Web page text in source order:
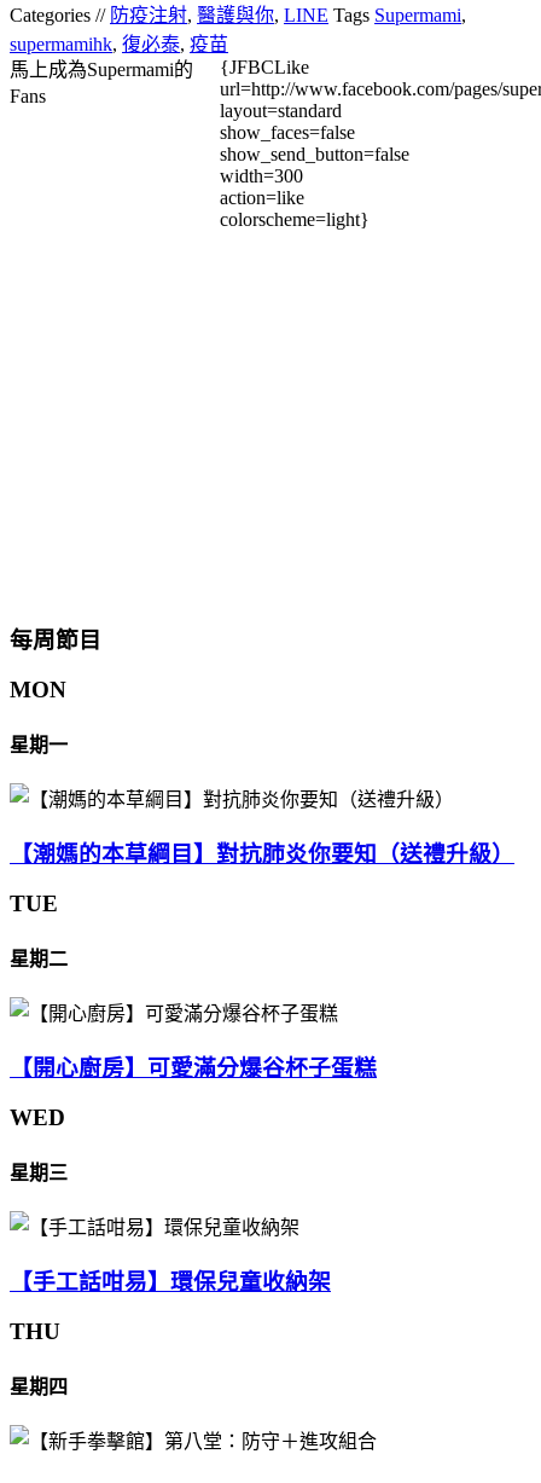
Categories // 防疫注射, 醫護與你, LINE Tags Supermami,
supermamihk, 復必泰, 疫苗
馬上成為Supermami的
Fans
{JFBCLike
url=http://www.facebook.com/pages/
layout=standard
show_faces=false
show_send_button=false
width=300
action=like
colorscheme=light}
每周節目
MON
星期一
【潮媽的本草綱目】對抗肺炎你要知（送禮升級）
TUE
星期二
【開心廚房】可愛滿分爆谷杯子蛋糕
WED
星期三
【手工話咁易】環保兒童收納架
THU
星期四